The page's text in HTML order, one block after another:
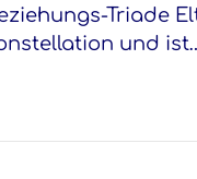
Triade
und